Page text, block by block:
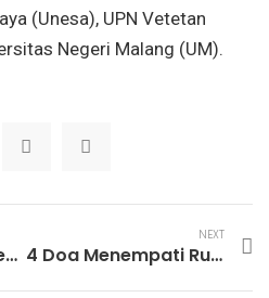
(Unesa), UPN Vetetan
Negeri Malang (UM).
63 Balita dan Ibu Menyusui Diduga Keracunan MBG di Cianjur
NEXT
4 Doa Menempati Rumah Baru Beserta Amalan